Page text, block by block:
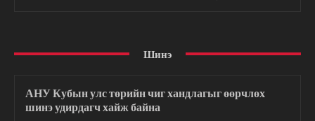
Шинэ
АНУ Кубын улс төрийн чиг хандлагыг өөрчлөх
шинэ удирдагч хайж байна